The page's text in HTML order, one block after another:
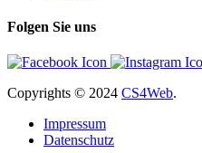
Folgen Sie uns
Copyrights © 2024 CS4Web.
Impressum
Datenschutz